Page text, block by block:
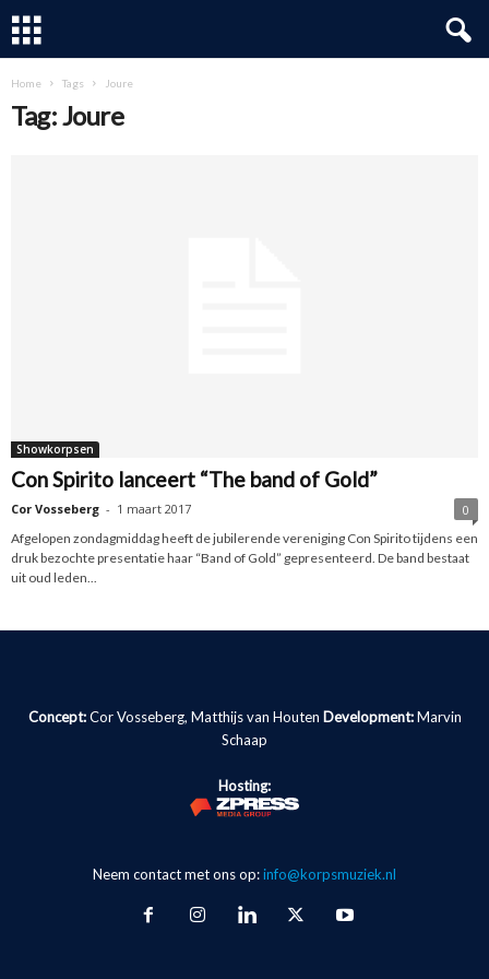
Home Tags Joure
Tag: Joure
Showkorpsen
Con Spirito lanceert “The band of Gold”
Cor Vosseberg - 1 maart 2017
0
Afgelopen zondagmiddag heeft de jubilerende vereniging Con Spirito tijdens een
druk bezochte presentatie haar “Band of Gold” gepresenteerd. De band bestaat
uit oud leden...
Concept:Cor Vosseberg, Matthijs van Houten Development: Marvin
Schaap
Hosting:
Neem contact met ons op:info@korpsmuziek.nl